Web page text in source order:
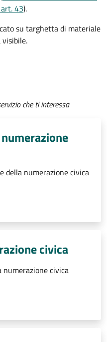
43).
su targhetta di materiale
che ti interessa
della numerazione civica
civica
numerazione civica